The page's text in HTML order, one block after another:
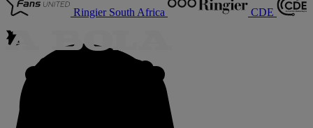
Ringier South Africa CDE